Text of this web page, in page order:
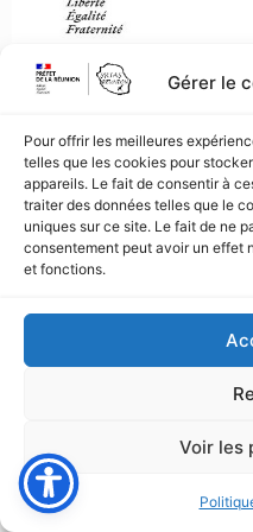
Gérer le
Pour offrir les meilleures
telles que les cookies pour
appareils. Le fait de consentir à
traiter des données telles que le
uniques sur ce site. Le fait de ne
consentement peut avoir un effet
et fonctions.
Voir les
© 2026 SRIAS Réunion.